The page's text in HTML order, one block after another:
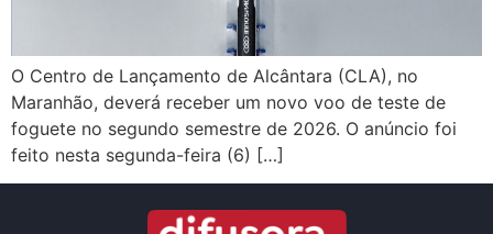
O Centro de Lançamento de Alcântara (CLA), no
Maranhão, deverá receber um novo voo de teste de
foguete no segundo semestre de 2026. O anúncio foi
feito nesta segunda-feira (6) […]